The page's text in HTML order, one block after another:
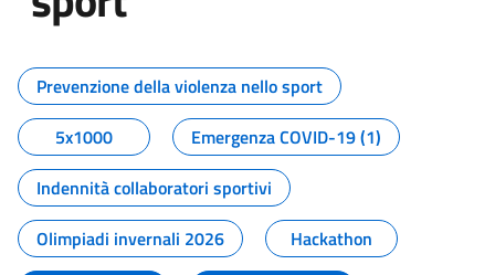
Tutti i contenuti della pagina
Prevenzione della violenza nello sport
5x1000
Emergenza COVID-19 (1)
Indennità collaboratori sportivi
Olimpiadi invernali 2026
Hackathon